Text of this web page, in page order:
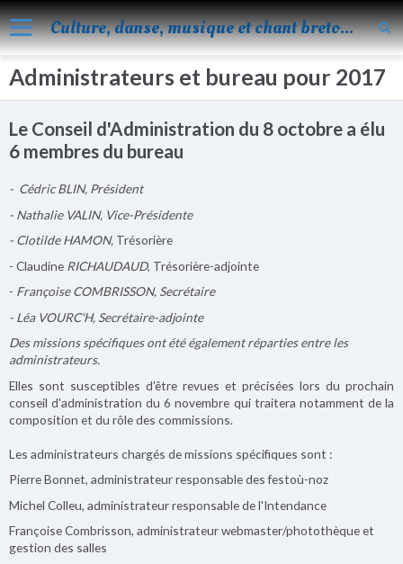
Culture, danse, musique et chant bretons
Accueil
Blog
Les évènements
Album
Agenda
Vie de KOROLL
Contact
Administrateurs et bureau pour 2017
Le Conseil d'Administration du 8 octobre a élu
6 membres du bureau
- Cédric BLIN, Président
- Nathalie VALIN, Vice-Présidente
- Clotilde HAMON, Trésorière
- Claudine RICHAUDAUD, Trésorière-adjointe
- Françoise COMBRISSON, Secrétaire
- Léa VOURC'H, Secrétaire-adjointe
Des missions spécifiques ont été également réparties entre les
administrateurs.
Elles sont susceptibles d'être revues et précisées lors du prochain
conseil d'administration du 6 novembre qui traitera notamment de la
composition et du rôle des commissions.
Les administrateurs chargés de missions spécifiques sont :
Pierre Bonnet, administrateur responsable des festoù-noz
Michel Colleu, administrateur responsable de l'Intendance
Françoise Combrisson, administrateur webmaster/photothèque et
gestion des salles